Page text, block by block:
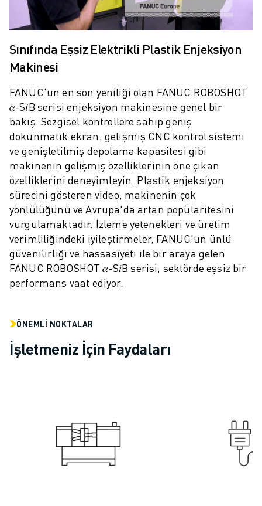
ROBOSHOT TOPLAM SAHIP OLMA MALIYETI
TEL EROZYON MAKINELERI
ROBOCUT TEL EROZYON MAKINELERI
ROBOCUT DONANIM
ROBOCUT ÖNLEYICI BAKIM
ROBOCUT SÜRDÜRÜLEBILIRLIK
IIOT ÇÖZÜMLERI
AKILLI FABRIKA ÇÖZÜMLERI
ÜRETIM VERIMLILIĞINI ARTIRMAK IÇIN AKILLI FABRIKA ÇÖZÜMLERI
ÜRÜN KAYDI » FANUC PORTAL
VAKA ÇALIŞMALARI
ÇÖZÜMLER
ENDÜSTRILER
TÜM SEKTÖRLER
HAVACILIK
OTOMOTIV
ELEKTRIKLI ARAÇLAR
ELEKTRONIK
MEDIKAL
DEPOLAMA, LOJISTIK, SEVKIYAT
CNC FREZELEME
Sınıfında Eşsiz Elektrikli Plastik Enjeksiyon
Makinesi
FANUC'un en son yeniliği olan FANUC ROBOSHOT
𝛼-S𝑖B serisi enjeksiyon makinesine genel bir
bakış. Sezgisel kontrollere sahip geniş
dokunmatik ekran, gelişmiş CNC kontrol sistemi
ve genişletilmiş depolama kapasitesi gibi
makinenin gelişmiş özelliklerinin öne çıkan
özelliklerini deneyimleyin. Plastik enjeksiyon
sürecini gösteren video, makinenin çok
yönlülüğünü ve Avrupa'da artan popülaritesini
vurgulamaktadır. İzleme yetenekleri ve üretim
verimliliğindeki iyileştirmeler, FANUC'un ünlü
güvenilirliği ve hassasiyeti ile bir araya gelen
FANUC ROBOSHOT 𝛼-S𝑖B serisi, sektörde eşsiz bir
performans vaat ediyor.
ÖNEMLI NOKTALAR
İşletmeniz İçin Faydaları